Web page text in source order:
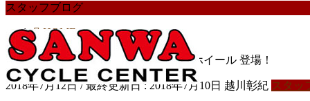
スタッフブログ
HOME
スタッフブログ
究極の回転体！GOKISO ゴキソ ホイール 登場！
2018年7月12日 / 最終更新日 : 2018年7月10日 越川彰紀 スタッ